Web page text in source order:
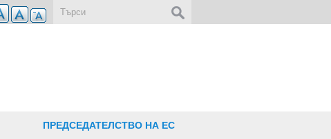
ПРЕДСЕДАТЕЛСТВО НА ЕС